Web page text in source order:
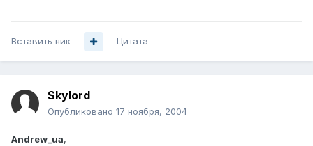
Вставить ник Цитата
Skylord
Опубликовано 17 ноября, 2004
Andrew_ua,